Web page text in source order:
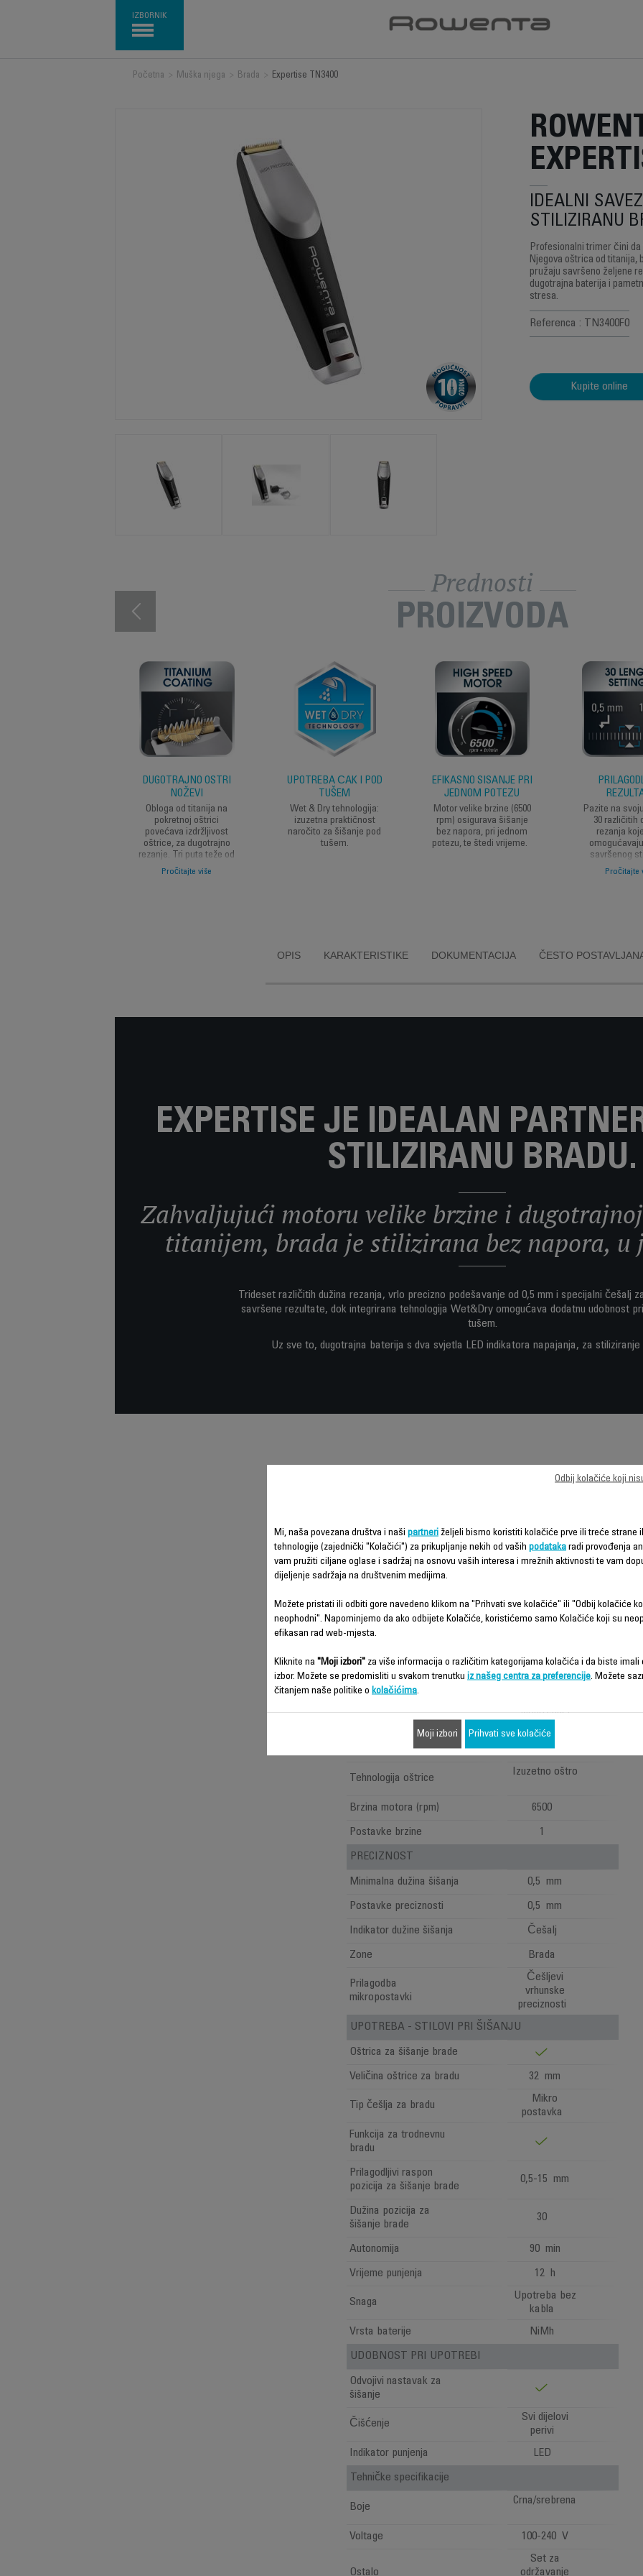
IZBORNIK
Početna Muška njega Brada Expertise TN3400
IDEALNI
STILIZIRANU
Profesionalni trimer čini
Njegova oštrica od titanija,
pružaju savršeno željene
dugotrajna baterija i
stresa.
Referenca : TN3400F0
Kupite online
Prednosti
PROIZVODA
DUGOTRAJNO OŠTRI
NOŽEVI
Obloga od titanija na
pokretnoj oštrici
povećava izdržljivost
oštrice, za dugotrajno
rezanje. Tri puta teže od
nehrđajućeg čelika, štiti
oštrinu oštrice.
Pročitajte više
UPOTREBA ČAK I POD
TUŠEM
Wet & Dry tehnologija:
izuzetna praktičnost
naročito za šišanje pod
tušem.
EFIKASNO ŠIŠANJE PRI
JEDNOM POTEZU
Motor velike brzine (6500
rpm) osigurava šišanje
bez napora, pri jednom
potezu, te štedi vrijeme.
Pazite na
30 različitih
rezanja
savršenog
klasične ili 3-
brade.
Pročitajte
OPIS KARAKTERISTIKE DOKUMENTACIJA ČESTO
EXPERTISE JE IDEALAN
STILIZIRANU BRADU.
Zahvaljujući motoru velike brzine i
titanijem, brada je stilizirana bez napora, u
Trideset različitih dužina rezanja, vrlo precizno podešavanje od 0,5 mm i specijalni češalj
savršene rezultate, dok integrirana tehnologija Wet&Dry omogućava dodatnu udobnost
tušem.
Uz sve to, dugotrajna baterija s dva svjetla LED indikatora napajanja, za
TN3400
UČINKOVITOST ŠIŠANJA
Materijal oštrice
Nehrđajući
čelik
Obloga oštrice
Titanij
Tehnologija oštrice
Izuzetno oštro
Brzina motora (rpm) 6500
Postavke brzine 1
PRECIZNOST
Minimalna dužina šišanja 0,5 mm
Postavke preciznosti 0,5 mm
Indikator dužine šišanja Češalj
Zone Brada
Prilagodba
mikropostavki
Češljevi
vrhunske
preciznosti
UPOTREBA - STILOVI PRI ŠIŠANJU
Oštrica za šišanje brade
Veličina oštrice za bradu 32 mm
Tip češlja za bradu
Mikro
postavka
Funkcija za trodnevnu
bradu
Prilagodljivi raspon
pozicija za šišanje brade
0,5-15 mm
Dužina pozicija za
šišanje brade
30
Autonomija 90 min
Vrijeme punjenja 12 h
Snaga
Upotreba bez
kabla
Vrsta baterije
NiMh
UDOBNOST PRI UPOTREBI
Odvojivi nastavak za
šišanje
Čišćenje
Svi dijelovi
perivi
Indikator punjenja
LED
Tehničke specifikacije
Boje
Crna/srebrena
Voltage 100-240 V
Ostalo
Set za
održavanje
Mi, naša povezana društva i naši partneri željeli bismo koristiti kolačiće prve ili treće strane
tehnologije (zajednički "Kolačići") za prikupljanje nekih od vaših podataka radi provođenja
vam pružiti ciljane oglase i sadržaj na osnovu vaših interesa i mrežnih aktivnosti te vam
dijeljenje sadržaja na društvenim medijima.
Možete pristati ili odbiti gore navedeno klikom na "Prihvati sve kolačiće" ili "Odbij kolačiće
neophodni". Napominjemo da ako odbijete Kolačiće, koristićemo samo Kolačiće koji su
efikasan rad web-mjesta.
Kliknite na "Moji izbori" za više informacija o različitim kategorijama kolačića i da biste imali
izbor. Možete se predomisliti u svakom trenutku iz našeg centra za preferencije. Možete
čitanjem naše politike o kolačićima.
Odbij kolačiće koji
Moji izbori Prihvati sve kolačiće